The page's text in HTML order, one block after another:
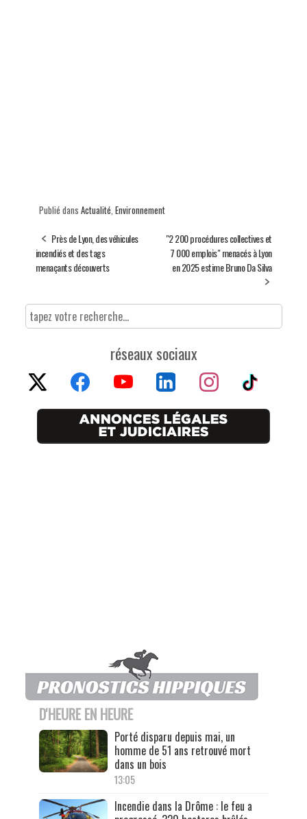
Publié dans Actualité, Environnement
Près de Lyon, des véhicules
incendiés et des tags
menaçants découverts
"2 200 procédures collectives et
7 000 emplois" menacés à Lyon
en 2025 estime Bruno Da Silva
réseaux sociaux
D'HEURE EN HEURE
Porté disparu depuis mai, un
homme de 51 ans retrouvé mort
dans un bois
13:05
Incendie dans la Drôme : le feu a